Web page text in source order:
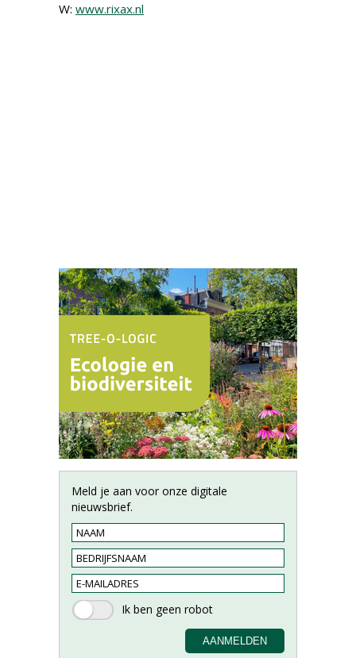
W: www.rixax.nl
Meld je aan voor onze digitale
nieuwsbrief.